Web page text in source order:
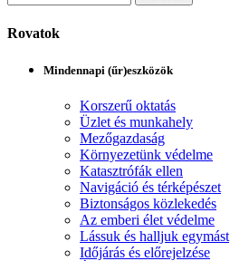
Rovatok
Mindennapi (űr)eszközök
Korszerű oktatás
Üzlet és munkahely
Mezőgazdaság
Környezetünk védelme
Katasztrófák ellen
Navigáció és térképészet
Biztonságos közlekedés
Az emberi élet védelme
Lássuk és halljuk egymást
Időjárás és előrejelzése